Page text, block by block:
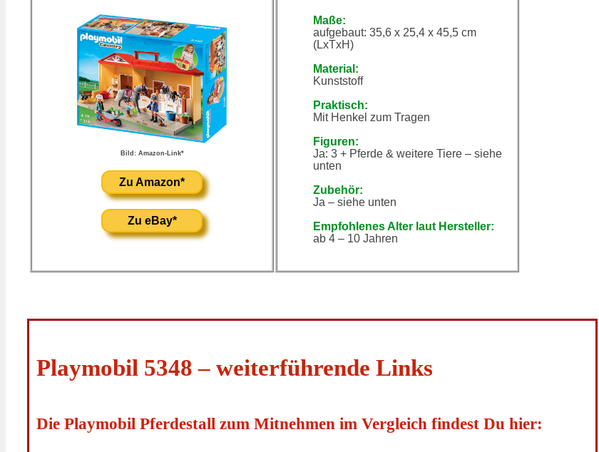
Bild: Amazon-Link*
Zu Amazon*
Zu eBay*
Maße:
aufgebaut: 35,6 x 25,4 x 45,5 cm
(LxTxH)
Material:
Kunststoff
Praktisch:
Mit Henkel zum Tragen
Figuren:
Ja: 3 + Pferde & weitere Tiere – siehe
unten
Zubehör:
Ja – siehe unten
Empfohlenes Alter laut Hersteller:
ab 4 – 10 Jahren
Playmobil 5348 – weiterführende Links
Die Playmobil Pferdestall zum Mitnehmen im Vergleich findest Du hier: